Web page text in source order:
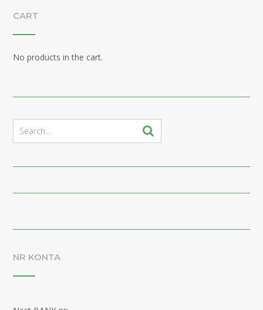
CART
No products in the cart.
NR KONTA